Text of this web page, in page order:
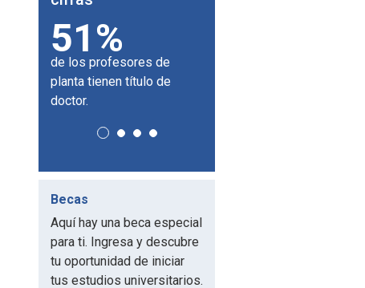
51%
los profesores de
tienen título de
universidades aliadas en
el mundo.
Becas
Aquí hay una beca especial
para ti. Ingresa y descubre
tu oportunidad de iniciar
tus estudios universitarios.